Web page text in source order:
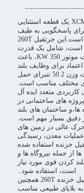
جرثقیل خزنده استفاده شده قبلی از XCMG یک قطعه استثنایی
پاسخگویی به طیف
گسترده ای از ساختمان و نیازهای صنعتی است.اين جرثقیل 260T
است، شامل یک قدرت
نامی موتور 242/2100 Kw/rpm و یک قدرت موتور 350 KW، باعث
برای وظایف بلند
کردن سخت است. با حداکثر ظرفیت وزن 50.2 تنبرای حمل
مختلف مناسب است.
کاربردی متعدد ایده آل
های ساختمانی در
ساختمان های بلند
دقیق بسیار مهم است.
عالی در زمین های
عملیات معدن، رسیدگی
خزنده استفاده شده
از جمله نیروگاه ها و
کردن قوی مورد نیاز
است، استفاده شود..
با توجه به ماهیت همه کاره آن ، جرثقیل خزنده 260T همچنین
بلایای طبیعی مناسب